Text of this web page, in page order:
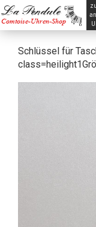
La Pendule
Comtoise-Uhren-Shop
Schlüssel für